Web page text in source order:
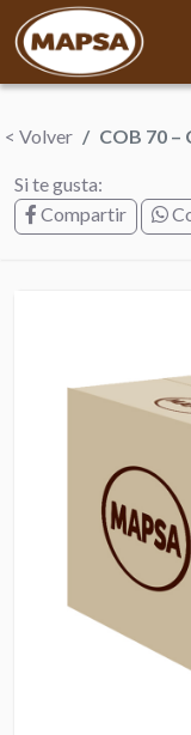
< Volver COB 70
Si te gusta:
Compartir